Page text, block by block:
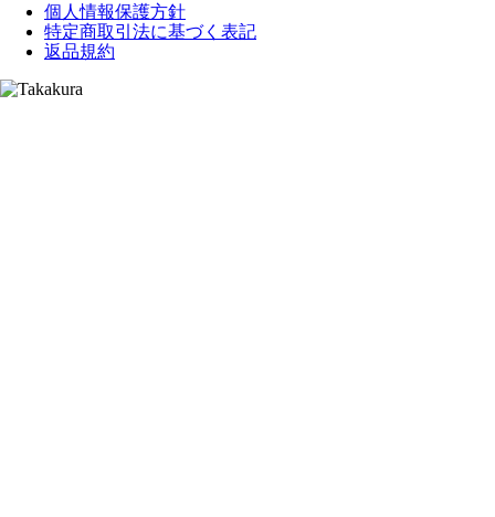
個人情報保護方針
特定商取引法に基づく表記
返品規約